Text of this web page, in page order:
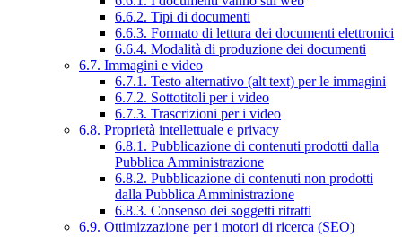
6.6.2. Tipi di documenti
6.6.3. Formato di lettura dei documenti elettronici
6.6.4. Modalità di produzione dei documenti
6.7. Immagini e video
6.7.1. Testo alternativo (alt text) per le immagini
6.7.2. Sottotitoli per i video
6.7.3. Trascrizioni per i video
6.8. Proprietà intellettuale e privacy
6.8.1. Pubblicazione di contenuti prodotti dalla
Pubblica Amministrazione
6.8.2. Pubblicazione di contenuti non prodotti
dalla Pubblica Amministrazione
6.8.3. Consenso dei soggetti ritratti
6.9. Ottimizzazione per i motori di ricerca (SEO)